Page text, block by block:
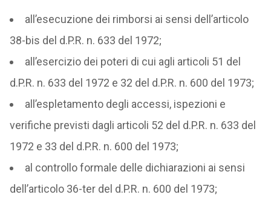
all’esecuzione dei rimborsi ai sensi dell’articolo
38-bis del d.P.R. n. 633 del 1972;
all’esercizio dei poteri di cui agli articoli 51 del
d.P.R. n. 633 del 1972 e 32 del d.P.R. n. 600 del 1973;
all’espletamento degli accessi, ispezioni e
verifiche previsti dagli articoli 52 del d.P.R. n. 633 del
1972 e 33 del d.P.R. n. 600 del 1973;
al controllo formale delle dichiarazioni ai sensi
dell’articolo 36-ter del d.P.R. n. 600 del 1973;